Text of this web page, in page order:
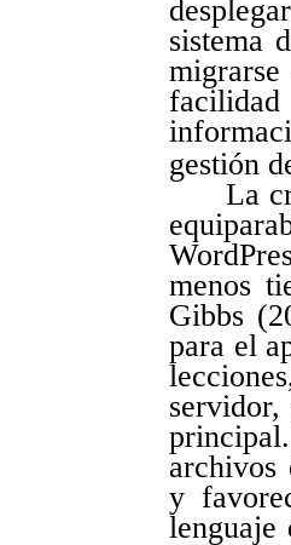
sistema
gestión
La
menos
Gibbs
para el
y
lenguaje